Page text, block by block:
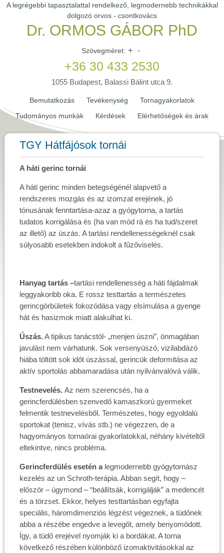
A legrégebbi tapasztalattal rendelkező, legmodernebb technikákkal
dolgozó orvos - csontkovács
Dr. ORMOS GÁBOR PhD
Szövegméret: + -
+36 30 433 2530
1055 Budapest, Balassi Bálint utca 9.
Bemutatkozás Tevékenység
Tornagyakorlatok
Tudományos munkák
Kérdések Elérhetőségek és árak
TGY Hátfájósok tornái
A háti gerinc tornái
A háti gerinc minden betegségénél alapvető a
rendszeres mozgás és az izomzat erejének, jó
tónusának fenntartása-azaz a gyógytorna, a tartás
tudatos korrigálása és (ha van mód rá és ha tud/szeret
az illető) az úszás. A tartási rendellenességeknél csak
súlyosabb esetekben indokolt a fűzőviselés.
Hanyag tartás –tartási rendellenesség a háti fájdalmak
leggyakoribb oka. E rossz testtartás a természetes
gerincgörbületek fokozódása vagy elsimulása a gyenge
hát és hasizmok miatt alakulhat ki.
Úszás.A tipikus tanácstól- „menjen úszni”, önmagában
javulást nem várhatunk. Sok versenyúszó, vizilabdázó
hiába töltött sok időt úszással, gerincük deformitása az
aktív sportolás abbamaradása után nyilvánvalóvá válik.
Testnevelés. Az nem szerencsés, ha a
gerincferdülésben szenvedő kamaszkorú gyermeket
felmentik testnevelésből. Természetes, hogy egyoldalú
sportokat (tenisz, vívás stb.) ne végezzen, de a
hagyományos tornaórai gyakorlatokkal, néhány kivételtől
eltekintve, nincs probléma.
Gerincferdülés esetén alegmodernebb gyógytornász
kezelés az un Schroth-terápia. Abban segít, hogy –
először – úgymond – “beállítsák, korrigálják” a medencét
és a törzset. Ekkor, helyes testtartásban egyfajta
speciális, háromdimenziós légzést végeznek, a tüdőnek
abba a részébe engedve a levegőt, amely benyomódott.
Így, a tüdő erejével nyomják ki a bordákat. A torna
következő részében különböző izomaktivitásokkal az